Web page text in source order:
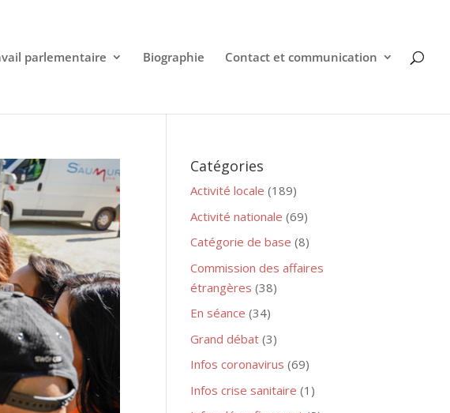
parlementaire Biographie Contact et communication
Catégories
Activité locale (189)
Activité nationale (69)
Catégorie de base (8)
Commission des affaires
étrangères (38)
En séance (34)
Grand débat (3)
Infos coronavirus (69)
Infos crise sanitaire (1)